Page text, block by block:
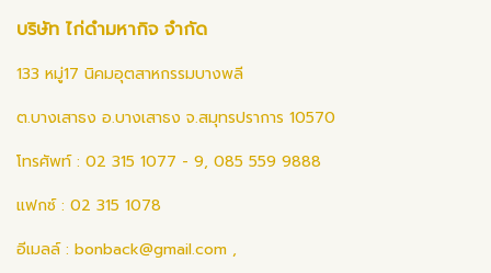
บริษัท ไก่ดำมหากิจ จำกัด
133 หมู่17 นิคมอุตสาหกรรมบางพลี
ต.บางเสาธง อ.บางเสาธง จ.สมุทรปราการ 10570
โทรศัพท์ : 02 315 1077 - 9, 085 559 9888
แฟกซ์ : 02 315 1078
อีเมลล์ : bonback@gmail.com ,